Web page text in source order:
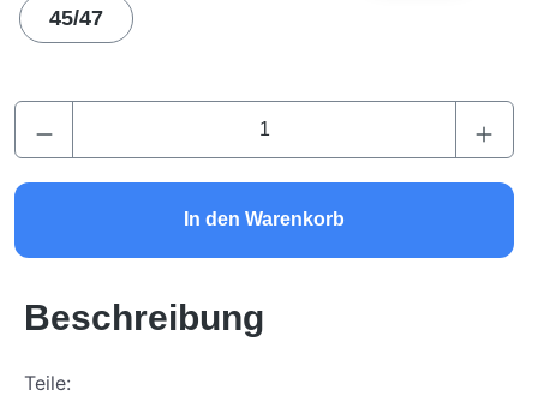
45/47
Produkt Anzahl: Gib den gewünschten
In den Warenkorb
Beschreibung
Teile: